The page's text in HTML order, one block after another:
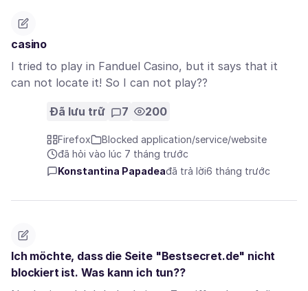
casino
I tried to play in Fanduel Casino, but it says that it
can not locate it! So I can not play??
Đã lưu trữ 7 200
Firefox
Blocked application/service/website
đã hỏi vào lúc 7 tháng trước
Konstantina Papadeađã trả lời6 tháng trước
Ich möchte, dass die Seite "Bestsecret.de" nicht
blockiert ist. Was kann ich tun??